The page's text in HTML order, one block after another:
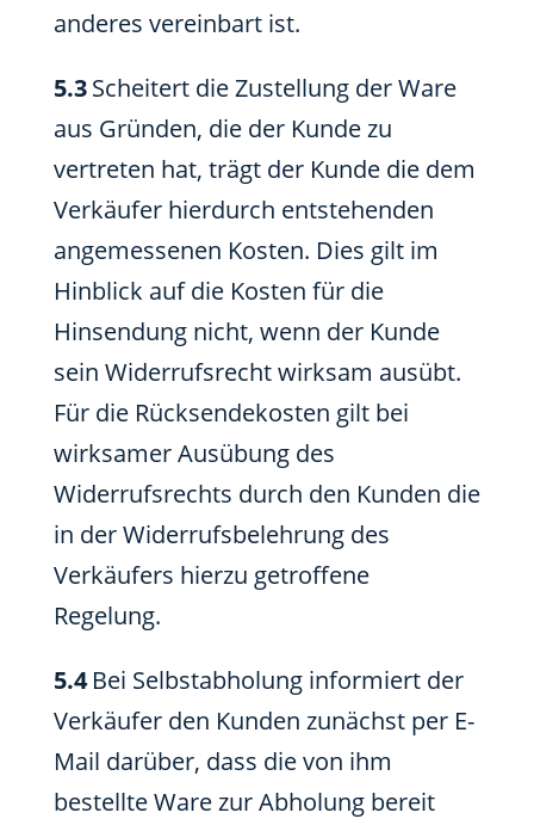
anderes vereinbart ist.
5.3Scheitert die Zustellung der Ware
aus Gründen, die der Kunde zu
vertreten hat, trägt der Kunde die dem
Verkäufer hierdurch entstehenden
angemessenen Kosten. Dies gilt im
Hinblick auf die Kosten für die
Hinsendung nicht, wenn der Kunde
sein Widerrufsrecht wirksam ausübt.
Für die Rücksendekosten gilt bei
wirksamer Ausübung des
Widerrufsrechts durch den Kunden die
in der Widerrufsbelehrung des
Verkäufers hierzu getroffene
Regelung.
5.4Bei Selbstabholung informiert der
Verkäufer den Kunden zunächst per E-
Mail darüber, dass die von ihm
bestellte Ware zur Abholung bereit